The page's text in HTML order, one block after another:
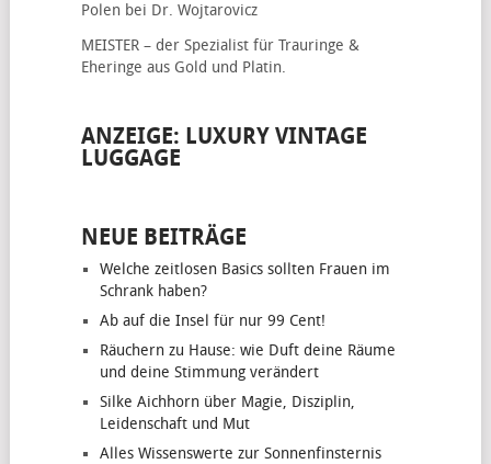
Polen bei Dr. Wojtarovicz
MEISTER – der Spezialist für Trauringe &
Eheringe aus Gold und Platin.
ANZEIGE: LUXURY VINTAGE
LUGGAGE
NEUE BEITRÄGE
Welche zeitlosen Basics sollten Frauen im
Schrank haben?
Ab auf die Insel für nur 99 Cent!
Räuchern zu Hause: wie Duft deine Räume
und deine Stimmung verändert
Silke Aichhorn über Magie, Disziplin,
Leidenschaft und Mut
Alles Wissenswerte zur Sonnenfinsternis